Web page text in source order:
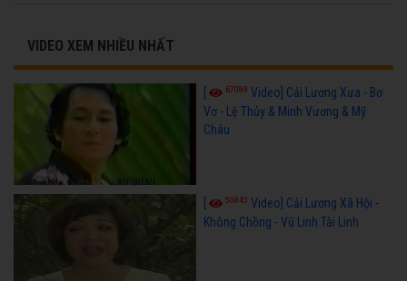
VIDEO XEM NHIỀU NHẤT
[ 67089 Video] Cải Lương Xưa - Bơ
Vơ - Lệ Thủy & Minh Vương & Mỹ
Châu
50843 Video] Cải Lương Xã Hội -
Không Chồng - Vũ Linh Tài Linh